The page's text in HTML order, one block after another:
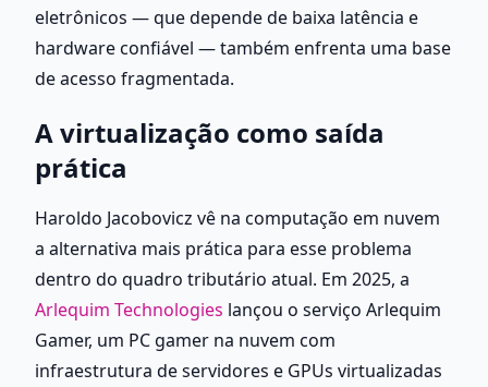
eletrônicos — que depende de baixa latência e
hardware confiável — também enfrenta uma base
de acesso fragmentada.
A virtualização como saída
prática
Haroldo Jacobovicz vê na computação em nuvem
a alternativa mais prática para esse problema
dentro do quadro tributário atual. Em 2025, a
Arlequim Technologies lançou o serviço Arlequim
Gamer, um PC gamer na nuvem com
infraestrutura de servidores e GPUs virtualizadas